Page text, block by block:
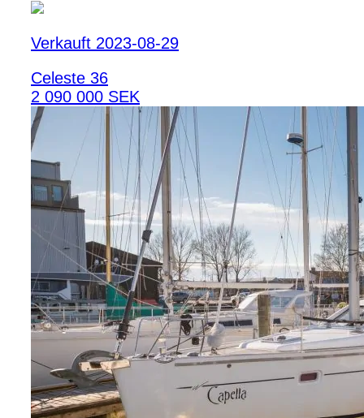
Verkauft 2023-08-29
Celeste 36
2 090 000 SEK